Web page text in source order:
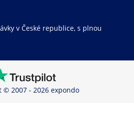
v České republice, s plnou
© 2007 - 2026 expondo